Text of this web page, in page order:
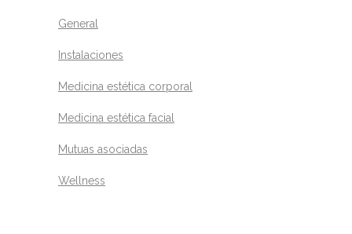
General
Instalaciones
Medicina estética corporal
Medicina estética facial
Mutuas asociadas
Wellness